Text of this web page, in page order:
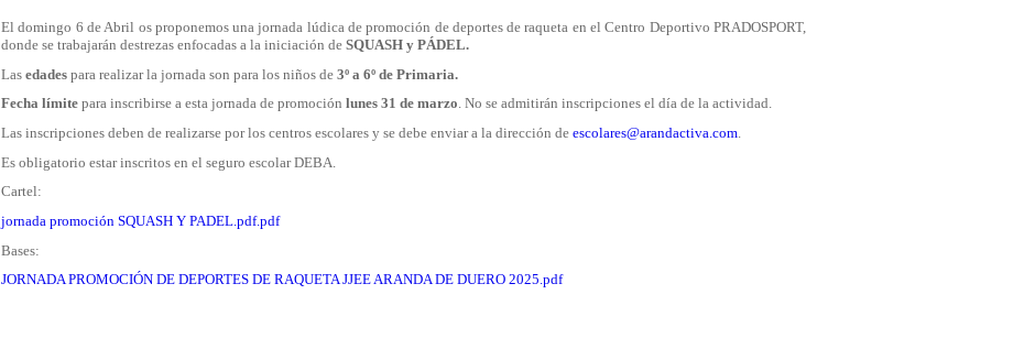
El domingo 6 de Abril os proponemos una jornada lúdica de promoción de deportes de raqueta en el Centro Deportivo PRADOSPORT,
donde se trabajarán destrezas enfocadas a la iniciación de SQUASH y PÁDEL.
Las edades para realizar la jornada son para los niños de 3º a 6º de Primaria.
Fecha límite para inscribirse a esta jornada de promoción lunes 31 de marzo. No se admitirán inscripciones el día de la actividad.
Las inscripciones deben de realizarse por los centros escolares y se debe enviar a la dirección de escolares@arandactiva.com
Es obligatorio estar inscritos en el seguro escolar DEBA.
Cartel:
jornada promoción SQUASH Y PADEL.pdf.pdf
Bases:
JORNADA PROMOCIÓN DE DEPORTES DE RAQUETA JJEE ARANDA DE DUERO 2025.pdf